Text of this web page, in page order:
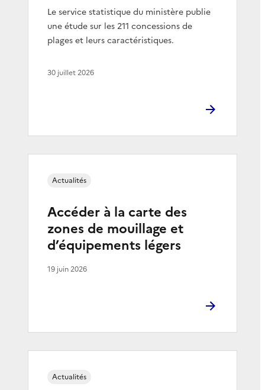
Le service statistique du ministère publie
une étude sur les 211 concessions de
plages et leurs caractéristiques.
30 juillet 2026
Accéder à la carte des
zones de mouillage et
d’équipements légers
Actualités
19 juin 2026
Actualités